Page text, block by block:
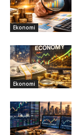
Ekonomi
Ekonomi